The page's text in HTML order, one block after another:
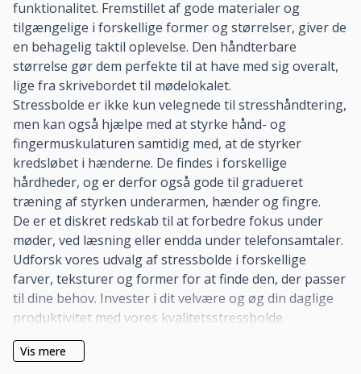
funktionalitet. Fremstillet af gode materialer og
tilgængelige i forskellige former og størrelser, giver de
en behagelig taktil oplevelse. Den håndterbare
størrelse gør dem perfekte til at have med sig overalt,
lige fra skrivebordet til mødelokalet.
Stressbolde er ikke kun velegnede til stresshåndtering,
men kan også hjælpe med at styrke hånd- og
fingermuskulaturen samtidig med, at de styrker
kredsløbet i hænderne. De findes i forskellige
hårdheder, og er derfor også gode til gradueret
træning af styrken underarmen, hænder og fingre.
De er et diskret redskab til at forbedre fokus under
møder, ved læsning eller endda under telefonsamtaler.
Udforsk vores udvalg af stressbolde i forskellige
farver, teksturer og former for at finde den, der passer
til dine behov. Invester i dit velvære og øg din daglige
produktivitet med vores kvalitetsstressbolde.
Vis mere